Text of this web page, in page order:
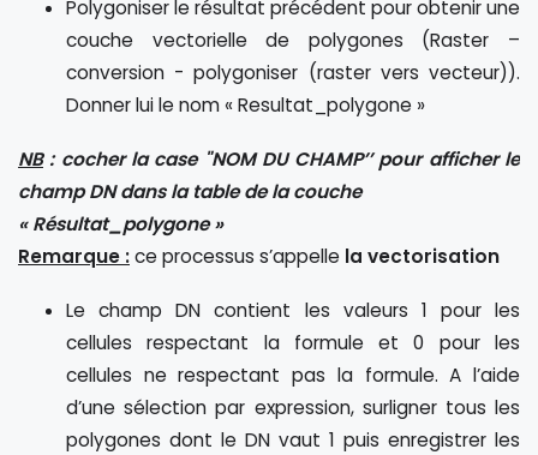
Polygoniser le résultat précédent pour obtenir une
couche vectorielle de polygones (Raster –
conversion - polygoniser (raster vers vecteur)).
Donner lui le nom « Resultat_polygone »
NB: cocher la case "NOM DU CHAMP’’ pour afficher le
champ DN dans la table de la couche
« Résultat_polygone »
Remarque :ce processus s’appelle la vectorisation
Le champ DN contient les valeurs 1 pour les
cellules respectant la formule et 0 pour les
cellules ne respectant pas la formule. A l’aide
d’une sélection par expression, surligner tous les
polygones dont le DN vaut 1 puis enregistrer les